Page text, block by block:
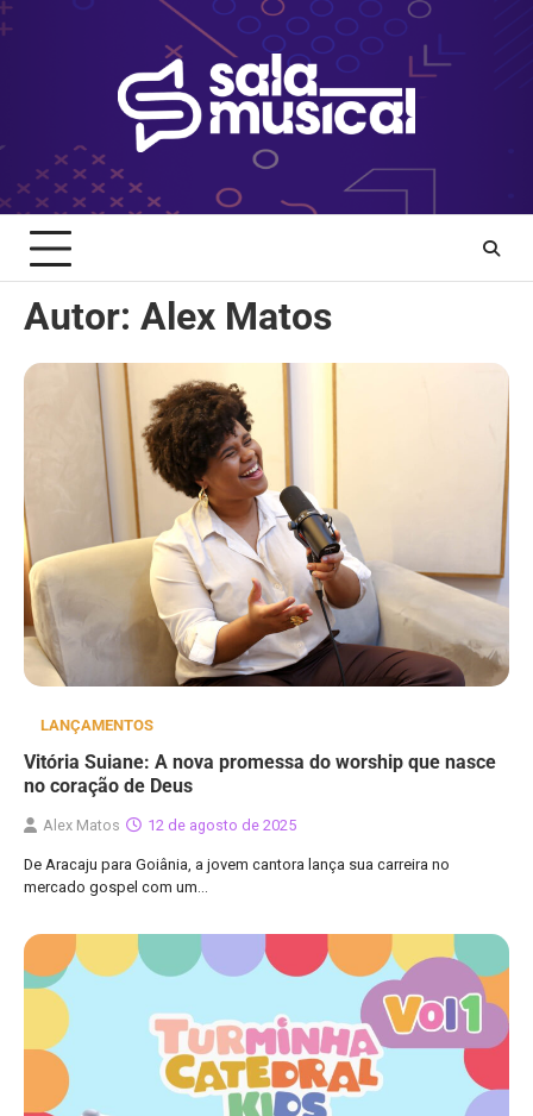
Skip
to
Autor: Alex Matos
LANÇAMENTOS
Vitória Suiane: A nova promessa do worship que nasce
no coração de Deus
Alex Matos 12 de agosto de 2025
De Aracaju para Goiânia, a jovem cantora lança sua carreira no
mercado gospel com um…